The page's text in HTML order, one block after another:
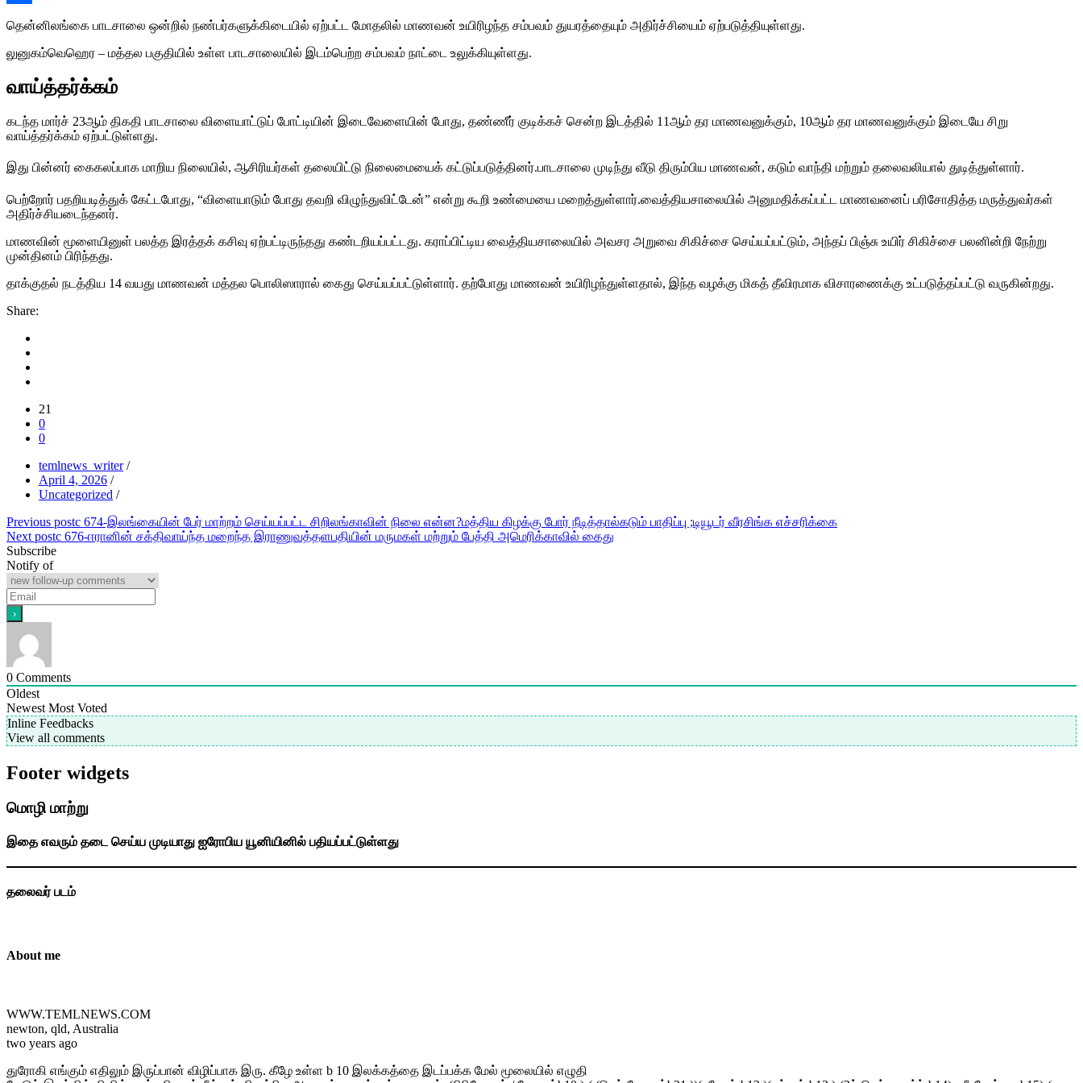
Share
தென்னிலங்கை பாடசாலை ஒன்றில் நண்பர்களுக்கிடையில் ஏற்பட்ட மோதலில் மாணவன் உயிரிழந்த சம்பவம் துயரத்தையும் அதிர்ச்சியைம் ஏற்படுத்தியுள்ளது.
​லுனுகம்வெஹெர – மத்தல பகுதியில் உள்ள பாடசாலையில் இடம்பெற்ற சம்பவம் நாட்டை உலுக்கியுள்ளது.​
வாய்த்தர்க்கம்
கடந்த மார்ச் 23ஆம் திகதி பாடசாலை விளையாட்டுப் போட்டியின் இடைவேளையின் போது, தண்ணீர் குடிக்கச் சென்ற இடத்தில் 11ஆம் தர மாணவனுக்கும், 10ஆம் தர மாணவனுக்கும் இடையே சிறு
வாய்த்தர்க்கம் ஏற்பட்டுள்ளது.
இது பின்னர் கைகலப்பாக மாறிய நிலையில், ஆசிரியர்கள் தலையிட்டு நிலைமையைக் கட்டுப்படுத்தினர்.​பாடசாலை முடிந்து வீடு திரும்பிய மாணவன், கடும் வாந்தி மற்றும் தலைவலியால் துடித்துள்ளார்.
பெற்றோர் பதறியடித்துக் கேட்டபோது, “விளையாடும் போது தவறி விழுந்துவிட்டேன்” என்று கூறி உண்மையை மறைத்துள்ளார்.​வைத்தியசாலையில் அனுமதிக்கப்பட்ட மாணவனைப் பரிசோதித்த மருத்துவர்கள்
அதிர்ச்சியடைந்தனர்.
மாணவின் மூளையினுள் பலத்த இரத்தக் கசிவு ஏற்பட்டிருந்தது கண்டறியப்பட்டது. கராப்பிட்டிய வைத்தியசாலையில் அவசர அறுவை சிகிச்சை செய்யப்பட்டும், அந்தப் பிஞ்சு உயிர் சிகிச்சை பலனின்றி நேற்று
முன்தினம் பிரிந்தது.​
தாக்குதல் நடத்திய 14 வயது மாணவன் மத்தல பொலிஸாரால் கைது செய்யப்பட்டுள்ளார். தற்போது மாணவன் உயிரிழந்துள்ளதால், இந்த வழக்கு மிகத் தீவிரமாக விசாரணைக்கு உட்படுத்தப்பட்டு வருகின்றது.
Share:
21
0
0
temlnews_writer /
April 4, 2026 /
Uncategorized /
Post
navigation
Previous postc 674-இலங்கையின் பேர் மாற்றம் செய்யப்பட்ட சிறிலங்காவின் நிலை என்ன?மத்திய கிழக்கு போர் நீடித்தால்கடும் பாதிப்பு ;டியூடர் வீரசிங்க எச்சரிக்கை
Next postc 676-ஈரானின் சக்திவாய்ந்த மறைந்த இராணுவத்தளபதியின் மருமகள் மற்றும் பேத்தி அமெரிக்காவில் கைது
Subscribe
Notify of
0 Comments
Oldest
Newest Most Voted
Inline Feedbacks
View all comments
Footer widgets
மொழி மாற்று
இதை எவரும் தடை செய்ய முடியாது ஐரோபிய யூனியினில் பதியப்பட்டுள்ளது
தலைவர் படம்
About me
WWW.TEMLNEWS.COM
newton, qld, Australia
two years ago
துரோகி எங்கும் எதிலும் இருப்பான் விழிப்பாக இரு. கீழே உள்ள b 10 இலக்கத்தை இடப்பக்க மேல் மூலையில் எழுதி